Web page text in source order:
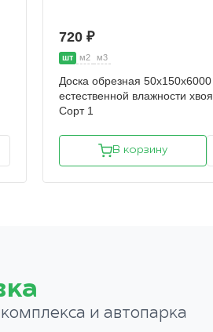
720 ₽
шт м2 м3
Доска обрезная 50х150х6000
естественной влажности хвоя
Сорт 1
В корзину
и автопарка